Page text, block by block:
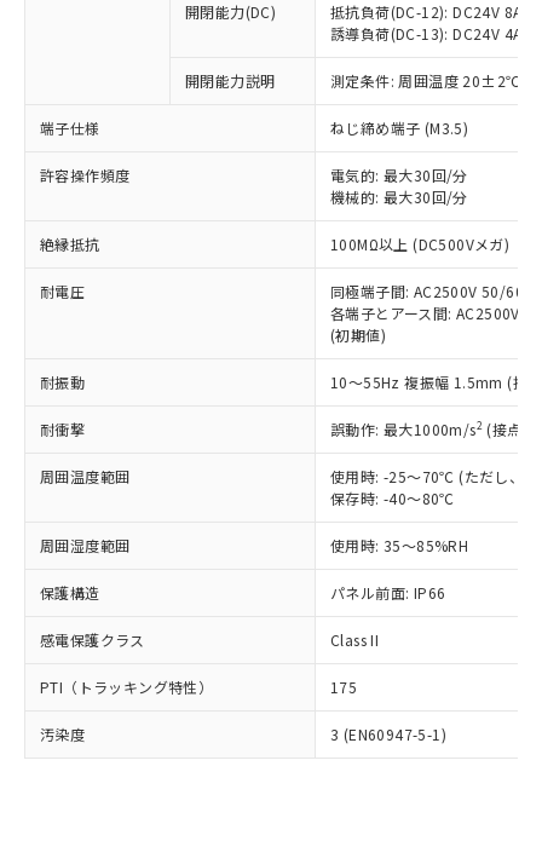
開閉能力(DC)
抵抗負荷(DC-12): DC24V 8A/
誘導負荷(DC-13): DC24V 4A/
開閉能力説明 測定条件: 周囲温度 20±2℃、
端子仕様 ねじ締め端子 (M3.5)
許容操作頻度
電気的: 最大30回/分
機械的: 最大30回/分
絶縁抵抗 100MΩ以上 (DC500Vメガ)
耐電圧
同極端子間: AC2500V 50/
各端子とアース間: AC2500V
(初期値)
耐振動 10～55Hz 複振幅 1.5mm (接
耐衝撃 誤動作: 最大1000m/s2 (接点
周囲温度範囲
使用時: -25～70℃ (ただし、氷
保存時: -40～80℃
周囲湿度範囲 使用時: 35～85%RH
保護構造 パネル前面: IP66
感電保護クラス Class II
PTI（トラッキング特性） 175
汚染度 3 (EN60947-5-1)
以下の条件をお読みいただき、同意のうえ
ご利用ください。
本サービスは、当社制御機器事業取扱
商品の当社在庫状況および標準価格
(税抜)を提供させていただくもので
当社制御機器事業取扱商品の中には、
本サービスの対象外となる商品もある
ことをご了承ください。
在庫状況および標準価格照会結果は、
記載している更新日時点での社内デー
タに基づき作成されるものであり、閲
覧された時点での実際の在庫および標
準価格とは異なる場合があることをご
正式な納期状況および標準価格はお客
様のお取引先、またはお客様担当のオ
ムロン制御機器販売店・当社販売員に
オムロン制御機器販売店や当社販売拠
販売ネットワーク
」をご確認
在庫状況および標準価格結果を当社の
事前の承諾なく第三者に漏洩または開
示しないようお願いします。
マイパーツ機能（部品リスト作成サー
ビス）をご利用いただくには、I-Web
対応予定なし：EU RoHS指令（10物質）の
非含有に非対応の商品で、対応品を出す予
調査・確認中：EU RoHS指令（10物質）の
非含有の対応状況を調査中または確認中の
商品です。
非該当品：ライセンス料など無形物で、有
害物質有無と関係のない商品です。
仕入先様の事情により、非含有部品として
いたものが、含有品と判明した場合などや
むを得ず変更することがあります。
鉛(Pb) 1000ppm以下、 水銀(Hg) 1000ppm以下、 カド
六価クロム(Cr(Ⅵ)) 1000ppm以下、ポリ臭化ビフェニル
類(PBB) 1000ppm以下、ポリ臭化ジフェニルエーテル類
ルベンジル（BBP） 1000ppm以下、フタル酸ジブチル
（DBP） 1000ppm以下、フタル酸ジイソブチル
但し、RoHS指令で産業用監視および制御機器に対する
適用除外項目は除く。
フタル酸エステル類の４物質については閾値を超える意
図的な使用がないことを確認しています。
部品在庫の切り替え状況などにより、予定
月が前後することがあります。
「○」：最大均質材料含有率が中国RoHSの
基準値以下であることを示します。
「×」：最大均質材料含有率が中国RoHSの
基準値を超えていることを示します。
「－」：未確認です。当社販売部門へお問
*中国RoHS10物質の基準値 (GB/T26572)：
Pb(鉛) :1000ppm、 Hg(水銀) : 1000ppm、 Cd(カドミウ
Cr(Ⅵ)(六価クロム) : 1000ppm、 PBBs(ポリ臭化ビフェ
ニル類) : 1000ppm、 PBDEs(ポリ臭化ジフェニルエーテ
ル類) : 1000ppm、
DBP(フタル酸ジブチル) : 1000ppm、 DIBP(フタル酸ジ
イソブチル) : 1000ppm、 BBP(フタル酸ブチルベンジ
DEHP(フタル酸ビス(2-エチルヘキシル)) : 1000ppm
「ｅ」：有害物質（10物質）のすべてが基
準値以下であることを示します。
「10」：通常の使用状況下において有害物
質が外部に漏えいし、環境に深刻な影響を
及ぼさない年数を意味します。
当社は、これら貴社製品のうち、外国
為替および外国貿易法に定める商品
（以下｢規制貨物等」という）を輸出
または国外への提供する場合は、日本
国政府の輸出許可(または役務取引許
可)を取得するなどの必要な手続きを
当社は規制貨物を破棄する場合は、完
全に破砕するなど、違法に輸出されな
いよう必要な手段を講じます。
当社は貴社製品を、核兵器、ミサイ
ル、化学兵器、生物兵器またはその他
武器並びにこれらの製造装置等に一切
当社は、貴社製品を第三者に販売する
場合は、上記1、2および3の内容を当
該第三者に通知します。また当社は、
販売先および販売に係わる関係者が違
法に輸出するおそれがある場合は、取
り引きをいたしません。
一定数以上の在庫あり
一定数には満たないが在庫あり
在庫なし(最新の在庫状況につ
いては、お客様のお取引先、ま
たはお客様担当のオムロン制御
機器販売店・当社販売員にご確
受注生産機種、また在庫状況の
情報を公開していない機種